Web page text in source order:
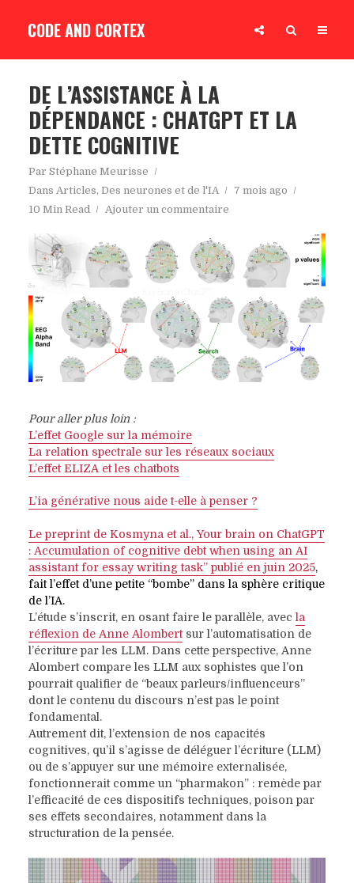
CODE AND CORTEX
DE L’ASSISTANCE À LA
DÉPENDANCE : CHATGPT ET LA
DETTE COGNITIVE
Par Stéphane Meurisse
Dans Articles, Des neurones et de l'IA
7 mois ago
10 Min Read
Ajouter un commentaire
Pour aller plus loin :
L’effet Google sur la mémoire
La relation spectrale sur les réseaux sociaux
L’effet ELIZA et les chatbots
L’ia générative nous aide t-elle à penser ?
Le preprint de Kosmyna et al., Your brain on ChatGPT
: Accumulation of cognitive debt when using an AI
assistant for essay writing task”publié en juin 2025,
fait l’effet d’une petite “bombe” dans la sphère critique
de l’IA.
L’étude s’inscrit, en osant faire le parallèle, avec la
réflexion de Anne Alombertsur l’automatisation de
l’écriture par les LLM. Dans cette perspective, Anne
Alombert compare les LLM aux sophistes que l’on
pourrait qualifier de “beaux parleurs/influenceurs”
dont le contenu du discours n’est pas le point
fondamental.
Autrement dit, l’extension de nos capacités
cognitives, qu’il s’agisse de déléguer l’écriture (LLM)
ou de s’appuyer sur une mémoire externalisée,
fonctionnerait comme un “pharmakon” : remède par
l’efficacité de ces dispositifs techniques, poison par
ses effets secondaires, notamment dans la
structuration de la pensée.